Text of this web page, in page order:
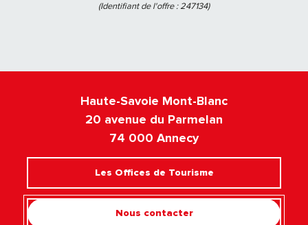
(Identifiant de l'offre :247134)
Haute-Savoie Mont-Blanc
20 avenue du Parmelan
74 000 Annecy
Les Offices de Tourisme
Nous contacter